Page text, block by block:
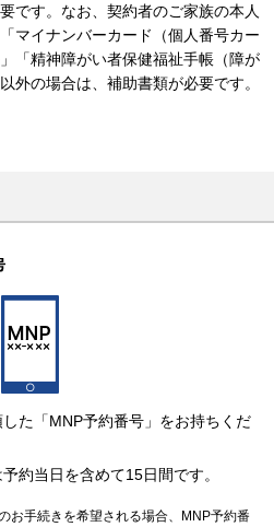
です。なお、契約者のご家族の本人
マイナンバーカード（個人番号カー
「精神障がい者保健福祉手帳（障が
外の場合は、補助書類が必要です。
た「MNP予約番号」をお持ちくだ
約当日を含めて15日間です。
お手続きを希望される場合、MNP予約番